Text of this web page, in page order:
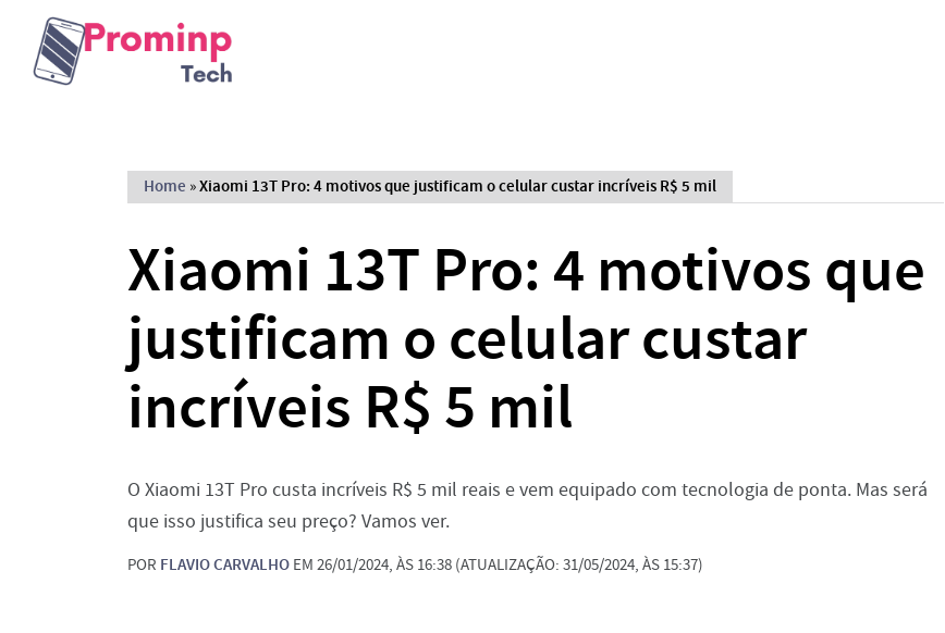
Home »Xiaomi 13T Pro: 4 motivos que justificam o celular custar incríveis R$ 5 mil
Xiaomi 13T Pro: 4 motivos que
justificam o celular custar
incríveis R$ 5 mil
O Xiaomi 13T Pro custa incríveis R$ 5 mil reais e vem equipado com tecnologia de ponta. Mas será
que isso justifica seu preço? Vamos ver.
POR FLAVIO CARVALHO EM 26/01/2024, ÀS 16:38 (ATUALIZAÇÃO: 31/05/2024, ÀS 15:37)